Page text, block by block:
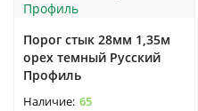
Порог стык 28мм 1,35м
орех темный Русский
Профиль
65